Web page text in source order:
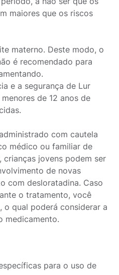
maiores que os riscos
materno. Deste modo, o
é recomendado para
e a segurança de Lur
de 12 anos de
com cautela
médico ou familiar de
crianças jovens podem ser
de novas
com desloratadina. Caso
o tratamento, você
o qual poderá considerar a
medicamento.
para o uso de